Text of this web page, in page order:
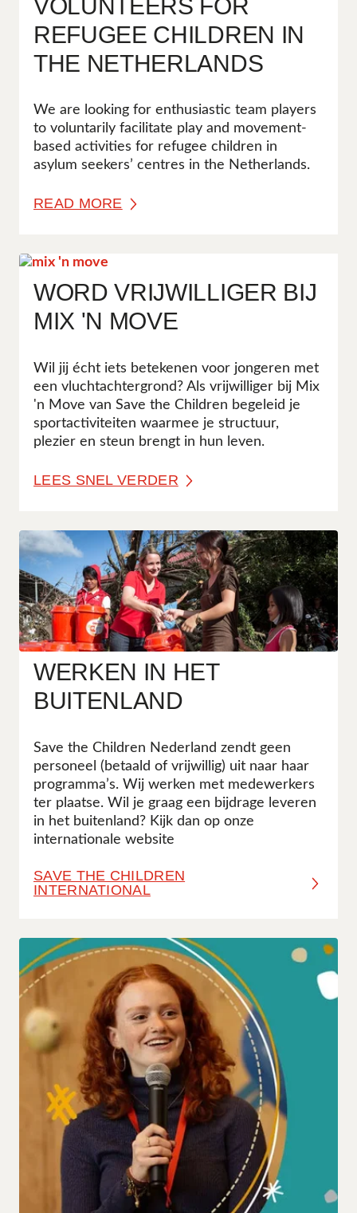
VOLUNTEERS FOR
REFUGEE CHILDREN IN
THE NETHERLANDS
We are looking for enthusiastic team players
to voluntarily facilitate play and movement-
based activities for refugee children in
asylum seekers’ centres in the Netherlands.
READ MORE
WORD VRIJWILLIGER BIJ
MIX 'N MOVE
Wil jij écht iets betekenen voor jongeren met
een vluchtachtergrond? Als vrijwilliger bij Mix
'n Move van Save the Children begeleid je
sportactiviteiten waarmee je structuur,
plezier en steun brengt in hun leven.
LEES SNEL VERDER
WERKEN IN HET
BUITENLAND
Save the Children Nederland zendt geen
personeel (betaald of vrijwillig) uit naar haar
programma’s. Wij werken met medewerkers
ter plaatse. Wil je graag een bijdrage leveren
in het buitenland? Kijk dan op onze
internationale website
SAVE THE CHILDREN
INTERNATIONAL